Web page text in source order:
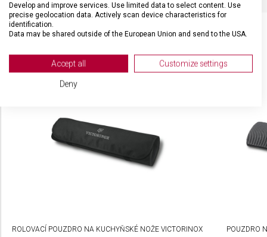
SOUVISEJÍCÍ PRODUKTY
ROLOVACÍ POUZDRO NA KUCHYŇSKÉ NOŽE VICTORINOX POUZDRO
Develop and improve services. Use limited data to select content. Use
precise geolocation data. Actively scan device characteristics for
identification.
Data may be shared outside of the European Union and send to the USA.
View Partner List (2 IAB Vendors)
We use your data for the following purposes:
Use limited data to select advertising
Create profiles for personalised advertising
Accept all Customize settings
Deny